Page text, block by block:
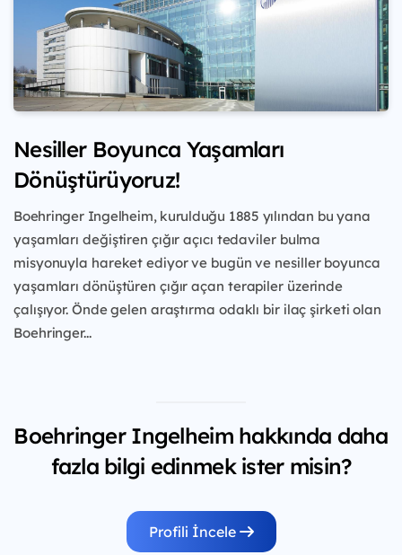
Nesiller Boyunca Yaşamları
Dönüştürüyoruz!
Boehringer Ingelheim, kurulduğu 1885 yılından bu yana
yaşamları değiştiren çığır açıcı tedaviler bulma
misyonuyla hareket ediyor ve bugün ve nesiller boyunca
yaşamları dönüştüren çığır açan terapiler üzerinde
çalışıyor. Önde gelen araştırma odaklı bir ilaç şirketi olan
Boehringer...
Boehringer Ingelheim hakkında daha
fazla bilgi edinmek ister misin?
Profili İncele